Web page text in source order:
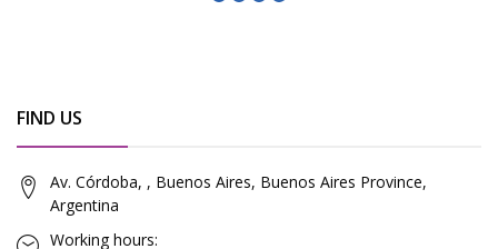
FIND US
Av. Córdoba, , Buenos Aires, Buenos Aires Province,
Argentina
Working hours: